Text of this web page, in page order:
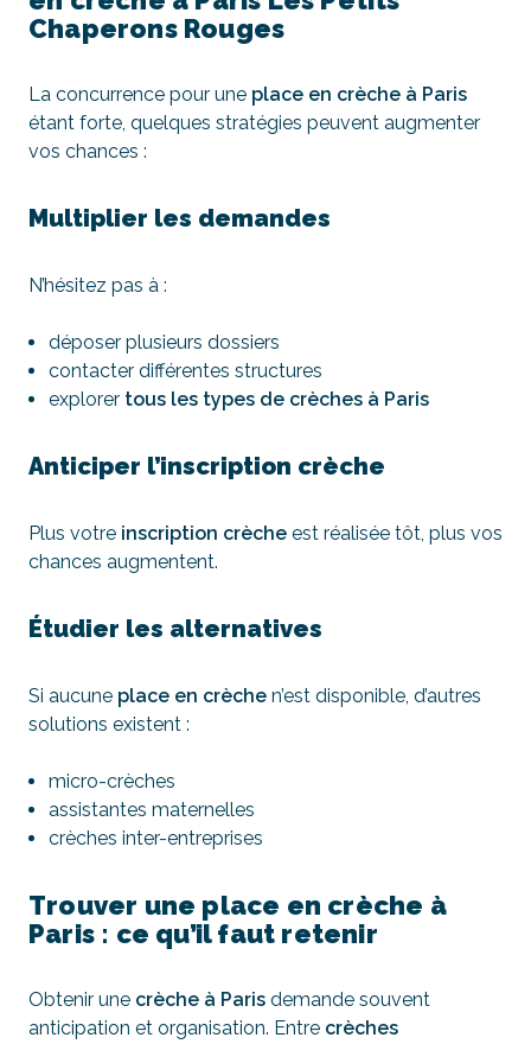
Chaperons Rouges
La concurrence pour une place en crèche à Paris
étant forte, quelques stratégies peuvent augmenter
vos chances :
Multiplier les demandes
N’hésitez pas à :
déposer plusieurs dossiers
contacter différentes structures
explorer tous les types de crèches à Paris
Anticiper l’inscription crèche
Plus votre inscription crèche est réalisée tôt, plus vos
chances augmentent.
Étudier les alternatives
Si aucune place en crèche n’est disponible, d’autres
solutions existent :
micro-crèches
assistantes maternelles
crèches inter-entreprises
Trouver une place en crèche à
Paris : ce qu’il faut retenir
Obtenir une crèche à Paris demande souvent
anticipation et organisation. Entre crèches